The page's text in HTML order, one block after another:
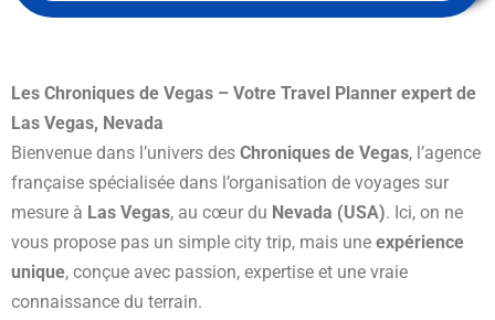
Les Chroniques de Vegas – Votre Travel Planner expert de
Las Vegas, Nevada
Bienvenue dans l’univers des Chroniques de Vegas, l’agence
française spécialisée dans l’organisation de voyages sur
mesure à Las Vegas, au cœur du Nevada (USA). Ici, on ne
vous propose pas un simple city trip, mais une expérience
unique, conçue avec passion, expertise et une vraie
connaissance du terrain.